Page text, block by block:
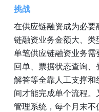
挑战
在供应链融资成为必
链融资业务金额大、类
单笔供应链融资业务
回单、票据状态查询
解答等全靠人工支撑
间才能完成单个流程
管理系统，每个月末